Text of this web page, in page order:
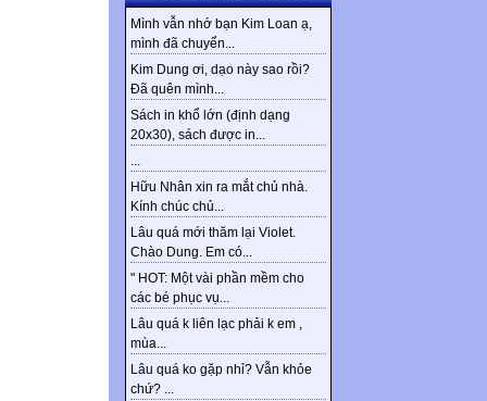
Mình vẫn nhớ bạn Kim Loan ạ,
mình đã chuyển...
Kim Dung ơi, dạo này sao rồi?
Đã quên mình...
Sách in khổ lớn (định dạng
20x30), sách được in...
...
Hữu Nhân xin ra mắt chủ nhà.
Kính chúc chủ...
Lâu quá mới thăm lại Violet.
Chào Dung. Em có...
" HOT: Một vài phần mềm cho
các bé phục vụ...
Lâu quá k liên lạc phải k em ,
mùa...
Lâu quá ko gặp nhỉ? Vẫn khỏe
chứ? ...